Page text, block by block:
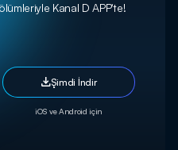
Kanal D APP'te!
Şimdi İndir
iOS ve Android için